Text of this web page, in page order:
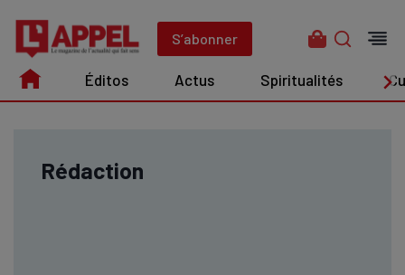
contenu
S’abonner
Édito Actus Spiritualités Culture
Éditos Actus Spiritualités
Rédaction